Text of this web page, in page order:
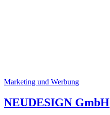
Marketing und Werbung
NEUDESIGN GmbH